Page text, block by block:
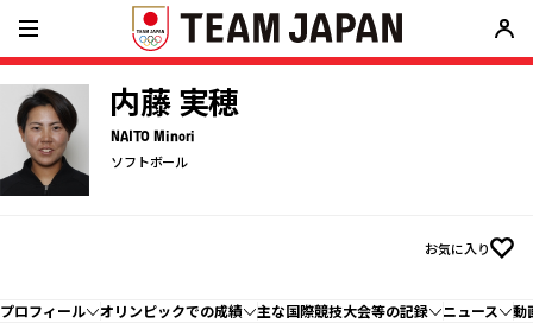
内藤 実穂
NAITO Minori
ソフトボール
お気に入り
プロフィール オリンピックでの成績 主な国際競技大会等の記録 ニュース 動